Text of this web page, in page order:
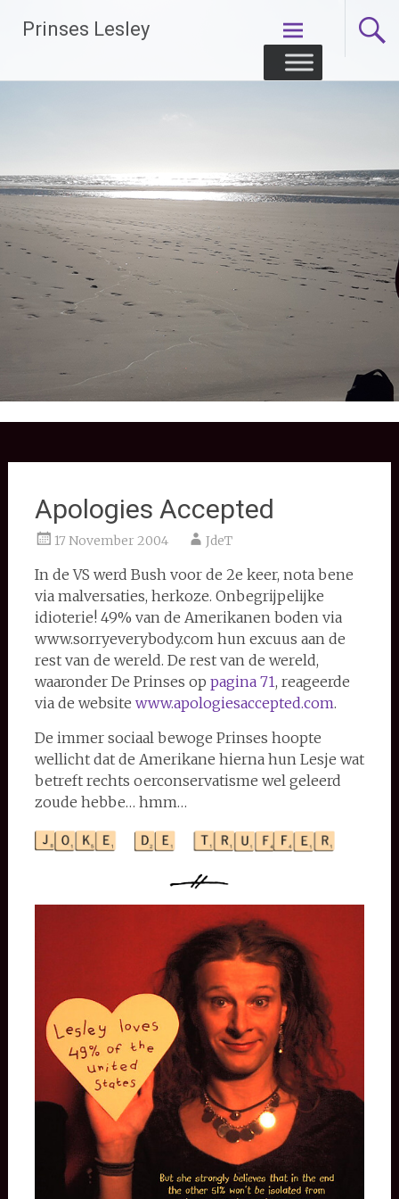
Prinses Lesley
Apologies Accepted
17 November 2004 JdeT
In de VS werd Bush voor de 2e keer, nota bene
via malversaties, herkoze. Onbegrijpelijke
idioterie! 49% van de Amerikanen boden via
www.sorryeverybody.com hun excuus aan de
rest van de wereld. De rest van de wereld,
waaronder De Prinses op pagina 71, reageerde
via de website www.apologiesaccepted.com.
De immer sociaal bewoge Prinses hoopte
wellicht dat de Amerikane hierna hun Lesje wat
betreft rechts oerconservatisme wel geleerd
zoude hebbe… hmm…